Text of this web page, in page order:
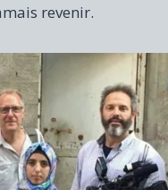
revenir.